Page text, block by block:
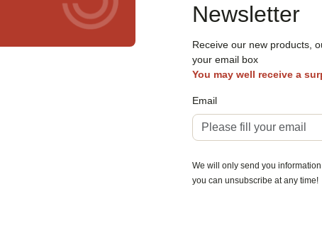
Newsletter
Receive our new products,
your email box
You may well receive a
Email
We will only send you
you can unsubscribe at any time!